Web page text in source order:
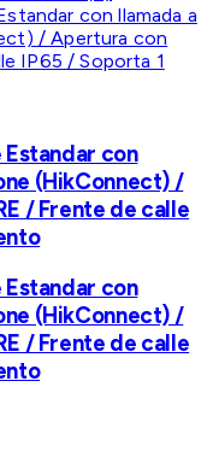
con
(HikConnect) /
/ Frente de calle
con
(HikConnect) /
/ Frente de calle